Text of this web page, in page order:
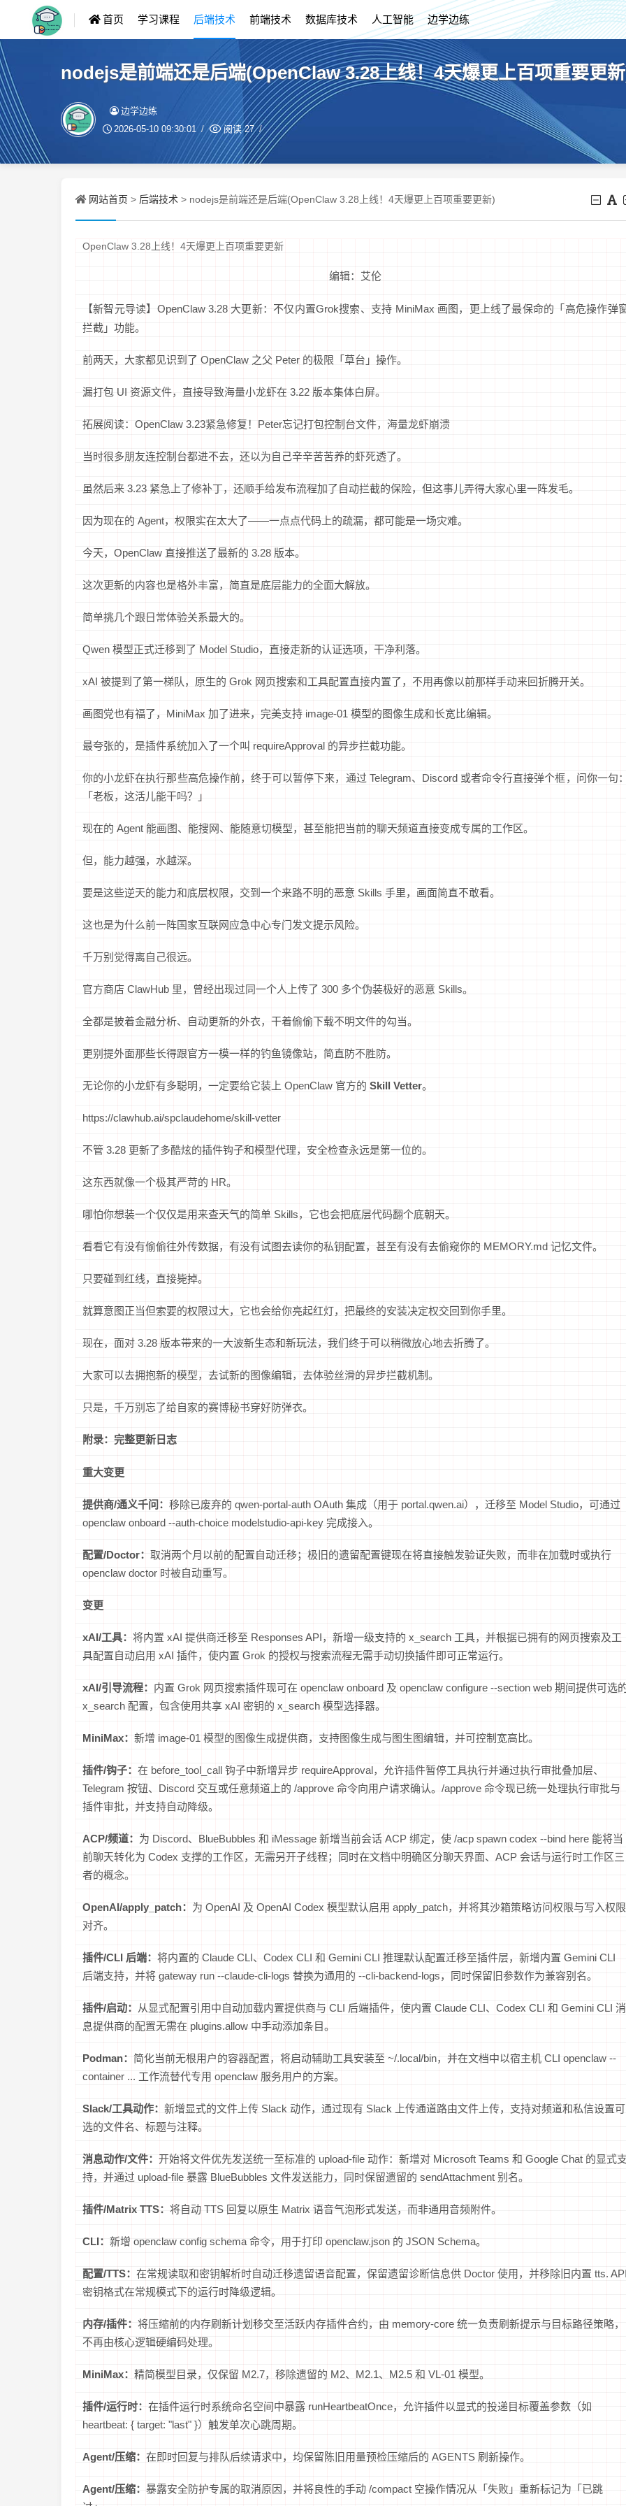
首页 学习课程 后端技术 前端技术 数据库技术 人工智能 边学边练
nodejs是前端还是后端(OpenClaw 3.28上线！4天爆更上百项重要更
边学边练
2026-05-10 09:30:01 阅读27
网站首页 > 后端技术 > nodejs是前端还是后端(OpenClaw 3.28上线！4天爆更上百项重要更新)
OpenClaw 3.28上线！4天爆更上百项重要更新
编辑：艾伦
【新智元导读】OpenClaw 3.28 大更新：不仅内置Grok搜索、支持 MiniMax 画图，更上线了最保命的「高危操作弹
拦截」功能。
前两天，大家都见识到了 OpenClaw 之父 Peter 的极限「草台」操作。
漏打包 UI 资源文件，直接导致海量小龙虾在 3.22 版本集体白屏。
拓展阅读：OpenClaw 3.23紧急修复！Peter忘记打包控制台文件，海量龙虾崩溃
当时很多朋友连控制台都进不去，还以为自己辛辛苦苦养的虾死透了。
虽然后来 3.23 紧急上了修补丁，还顺手给发布流程加了自动拦截的保险，但这事儿弄得大家心里一阵发毛。
因为现在的 Agent，权限实在太大了——一点点代码上的疏漏，都可能是一场灾难。
今天，OpenClaw 直接推送了最新的 3.28 版本。
这次更新的内容也是格外丰富，简直是底层能力的全面大解放。
简单挑几个跟日常体验关系最大的。
Qwen 模型正式迁移到了 Model Studio，直接走新的认证选项，干净利落。
xAI 被提到了第一梯队，原生的 Grok 网页搜索和工具配置直接内置了，不用再像以前那样手动来回折腾开关。
画图党也有福了，MiniMax 加了进来，完美支持 image-01 模型的图像生成和长宽比编辑。
最夸张的，是插件系统加入了一个叫 requireApproval 的异步拦截功能。
你的小龙虾在执行那些高危操作前，终于可以暂停下来，通过 Telegram、Discord 或者命令行直接弹个框，问你一句
「老板，这活儿能干吗？」
现在的 Agent 能画图、能搜网、能随意切模型，甚至能把当前的聊天频道直接变成专属的工作区。
但，能力越强，水越深。
要是这些逆天的能力和底层权限，交到一个来路不明的恶意 Skills 手里，画面简直不敢看。
这也是为什么前一阵国家互联网应急中心专门发文提示风险。
千万别觉得离自己很远。
官方商店 ClawHub 里，曾经出现过同一个人上传了 300 多个伪装极好的恶意 Skills。
全都是披着金融分析、自动更新的外衣，干着偷偷下载不明文件的勾当。
更别提外面那些长得跟官方一模一样的钓鱼镜像站，简直防不胜防。
无论你的小龙虾有多聪明，一定要给它装上 OpenClaw 官方的 Skill Vetter。
https://clawhub.ai/spclaudehome/skill-vetter
不管 3.28 更新了多酷炫的插件钩子和模型代理，安全检查永远是第一位的。
这东西就像一个极其严苛的 HR。
哪怕你想装一个仅仅是用来查天气的简单 Skills，它也会把底层代码翻个底朝天。
看看它有没有偷偷往外传数据，有没有试图去读你的私钥配置，甚至有没有去偷窥你的 MEMORY.md 记忆文件。
只要碰到红线，直接毙掉。
就算意图正当但索要的权限过大，它也会给你亮起红灯，把最终的安装决定权交回到你手里。
现在，面对 3.28 版本带来的一大波新生态和新玩法，我们终于可以稍微放心地去折腾了。
大家可以去拥抱新的模型，去试新的图像编辑，去体验丝滑的异步拦截机制。
只是，千万别忘了给自家的赛博秘书穿好防弹衣。
附录：完整更新日志
重大变更
提供商/通义千问： 移除已废弃的 qwen-portal-auth OAuth 集成（用于 portal.qwen.ai），迁移至 Model Studio，可通过
openclaw onboard --auth-choice modelstudio-api-key 完成接入。
配置/Doctor： 取消两个月以前的配置自动迁移；极旧的遗留配置键现在将直接触发验证失败，而非在加载时或执行
openclaw doctor 时被自动重写。
变更
xAI/工具： 将内置 xAI 提供商迁移至 Responses API，新增一级支持的 x_search 工具，并根据已拥有的网页搜索及工
具配置自动启用 xAI 插件，使内置 Grok 的授权与搜索流程无需手动切换插件即可正常运行。
xAI/引导流程： 内置 Grok 网页搜索插件现可在 openclaw onboard 及 openclaw configure --section web 期间提供可选
x_search 配置，包含使用共享 xAI 密钥的 x_search 模型选择器。
MiniMax： 新增 image-01 模型的图像生成提供商，支持图像生成与图生图编辑，并可控制宽高比。
插件/钩子： 在 before_tool_call 钩子中新增异步 requireApproval，允许插件暂停工具执行并通过执行审批叠加层、
Telegram 按钮、Discord 交互或任意频道上的 /approve 命令向用户请求确认。/approve 命令现已统一处理执行审批与
插件审批，并支持自动降级。
ACP/频道： 为 Discord、BlueBubbles 和 iMessage 新增当前会话 ACP 绑定，使 /acp spawn codex --bind here 能将当
前聊天转化为 Codex 支撑的工作区，无需另开子线程；同时在文档中明确区分聊天界面、ACP 会话与运行时工作区三
者的概念。
OpenAI/apply_patch： 为 OpenAI 及 OpenAI Codex 模型默认启用 apply_patch，并将其沙箱策略访问权限与写入权限
对齐。
插件/CLI 后端： 将内置的 Claude CLI、Codex CLI 和 Gemini CLI 推理默认配置迁移至插件层，新增内置 Gemini CLI
后端支持，并将 gateway run --claude-cli-logs 替换为通用的 --cli-backend-logs，同时保留旧参数作为兼容别名。
插件/启动：
从显式配置引用中自动加载内置提供商与 CLI 后端插件，使内置 Claude CLI、Codex CLI 和 Gemini CLI 消
息提供商的配置无需在 plugins.allow 中手动添加条目。
Podman： 简化当前无根用户的容器配置，将启动辅助工具安装至 ~/.local/bin，并在文档中以宿主机 CLI openclaw --
container ... 工作流替代专用 openclaw 服务用户的方案。
Slack/工具动作： 新增显式的文件上传 Slack 动作，通过现有 Slack 上传通道路由文件上传，支持对频道和私信设置可
选的文件名、标题与注释。
消息动作/文件： 开始将文件优先发送统一至标准的 upload-file 动作：新增对 Microsoft Teams 和 Google Chat 的显式
持，并通过 upload-file 暴露 BlueBubbles 文件发送能力，同时保留遗留的 sendAttachment 别名。
插件/Matrix TTS： 将自动 TTS 回复以原生 Matrix 语音气泡形式发送，而非通用音频附件。
CLI： 新增 openclaw config schema 命令，用于打印 openclaw.json 的 JSON Schema。
配置/TTS： 在常规读取和密钥解析时自动迁移遗留语音配置，保留遗留诊断信息供 Doctor 使用，并移除旧内置 tts.
密钥格式在常规模式下的运行时降级逻辑。
内存/插件： 将压缩前的内存刷新计划移交至活跃内存插件合约，由 memory-core 统一负责刷新提示与目标路径策略，
不再由核心逻辑硬编码处理。
MiniMax： 精简模型目录，仅保留 M2.7，移除遗留的 M2、M2.1、M2.5 和 VL-01 模型。
插件/运行时： 在插件运行时系统命名空间中暴露 runHeartbeatOnce，允许插件以显式的投递目标覆盖参数（如
heartbeat: { target: "last" }）触发单次心跳周期。
Agent/压缩： 在即时回复与排队后续请求中，均保留陈旧用量预检压缩后的 AGENTS 刷新操作。
Agent/压缩： 暴露安全防护专属的取消原因，并将良性的手动 /compact 空操作情况从「失败」重新标记为「已跳